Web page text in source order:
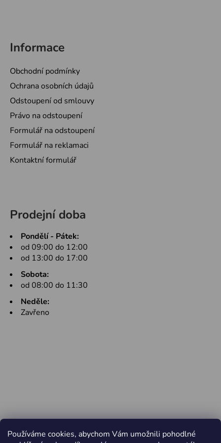
Používáme cookies, abychom Vám umožnili pohodlné
Informace
Obchodní podmínky
Ochrana osobních údajů
Odstoupení od smlouvy
Právo na odstoupení
Formulář na odstoupení
Formulář na reklamaci
Kontaktní formulář
Prodejní doba
Pondělí - Pátek:
od 09:00 do 12:00
od 13:00 do 17:00
Sobota:
od 08:00 do 11:30
Neděle:
Zavřeno